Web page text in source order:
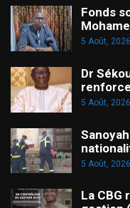
Fonds
5 Août, 2026
Dr
5 Août, 2026
5 Août, 2026
La CBG